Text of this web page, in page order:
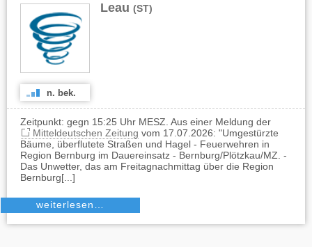
Leau (ST)
n. bek.
Zeitpunkt: gegn 15:25 Uhr MESZ. Aus einer Meldung der
Mitteldeutschen Zeitung vom 17.07.2026: "Umgestürzte
Bäume, überflutete Straßen und Hagel - Feuerwehren in
Region Bernburg im Dauereinsatz - Bernburg/Plötzkau/MZ. -
Das Unwetter, das am Freitagnachmittag über die Region
Bernburg[...]
weiterlesen…